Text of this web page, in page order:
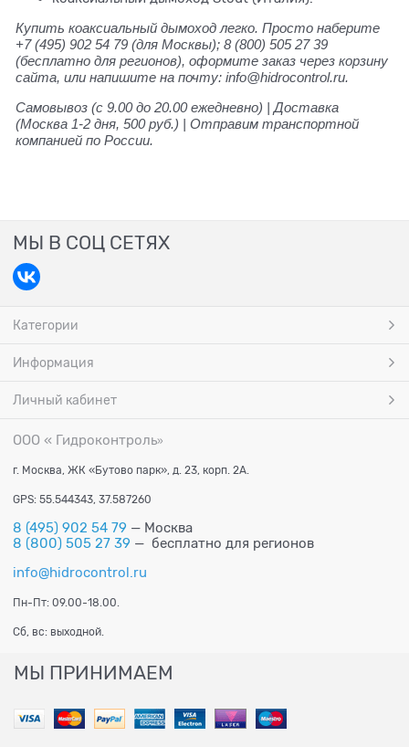
Купить коаксиальный дымоход легко. Просто наберите
+7 (495) 902 54 79 (для Москвы); 8 (800) 505 27 39
(бесплатно для регионов), оформите заказ через корзину
сайта, или напишите на почту: info@hidrocontrol.ru.
Самовывоз (с 9.00 до 20.00 ежедневно) | Доставка
(Москва 1-2 дня, 500 руб.) | Отправим транспортной
компанией по России.
МЫ В СОЦ СЕТЯХ
Категории
Информация
Личный кабинет
ООО « Гидроконтроль»
г. Москва, ЖК «Бутово парк», д. 23, корп. 2А.
GPS: 55.544343, 37.587260
8 (495) 902 54 79 — Москва
8 (800) 505 27 39 — бесплатно для регионов
info@hidrocontrol.ru
Пн-Пт: 09.00-18.00.
Сб, вс: выходной.
МЫ ПРИНИМАЕМ